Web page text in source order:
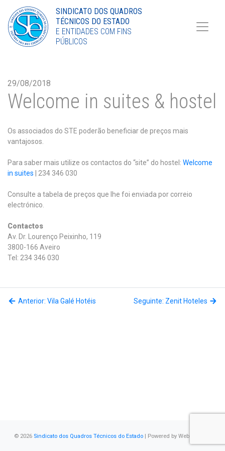
Torne-se Sócio
LinkedIn
SINDICATO DOS QUADROS
TÉCNICOS DO ESTADO
E ENTIDADES COM FINS
PÚBLICOS
29/08/2018
Welcome in suites & hostel
Os associados do STE poderão beneficiar de preços mais
vantajosos.
Para saber mais utilize os contactos do “site” do hostel: Welcome
in suites | 234 346 030
Consulte a tabela de preços que lhe foi enviada por correio
electrónico.
Contactos
Av. Dr. Lourenço Peixinho, 119
3800-166 Aveiro
Tel: 234 346 030
Anterior: Vila Galé Hotéis Seguinte: Zenit Hoteles
© 2026 Sindicato dos Quadros Técnicos do Estado | Powered by WebSystems